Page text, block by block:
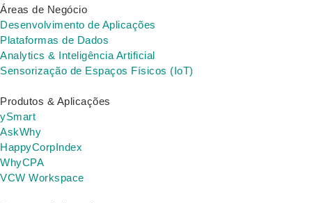
Áreas de Negócio
Desenvolvimento de Aplicações
Plataformas de Dados
Analytics & Inteligência Artificial
Sensorização de Espaços Físicos (IoT)
Produtos & Aplicações
ySmart
AskWhy
HappyCorpIndex
WhyCPA
VCW Workspace